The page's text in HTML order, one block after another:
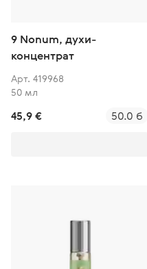
9 Nonum, духи-
концентрат
Арт. 419968
50 мл
45,9 € 50.0 б